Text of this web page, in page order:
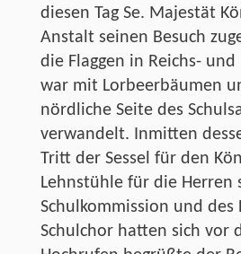
diesen Tag Se. Majestät
Anstalt seinen Besuch
die Flaggen in Reichs-
war mit Lorbeerbäumen
nördliche Seite des
verwandelt. Inmitten
Tritt der Sessel für den
Lehnstühle für die Herren
Schulkommission und des
Schulchor hatten sich vor